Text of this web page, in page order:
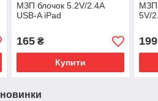
МЗП блочок 5.2V/2.4A
USB-A iPad
165₴
Купити
МЗП
5V/
199
новинки